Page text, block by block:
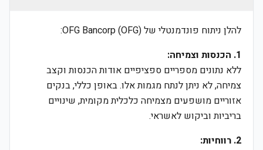
להלן ניתוח פונדמנטלי של OFG Bancorp (OFG):
1. הכנסות וצמיחה:
ללא נתונים מספריים ספציפיים אודות הכנסות וקצב
צמיחה, לא ניתן לנתח מגמות אלו. באופן כללי, בנקים
אזוריים מושפעים מצמיחה כלכלית מקומית, שינויים
בריביות וביקוש לאשראי.
2. רווחיות: